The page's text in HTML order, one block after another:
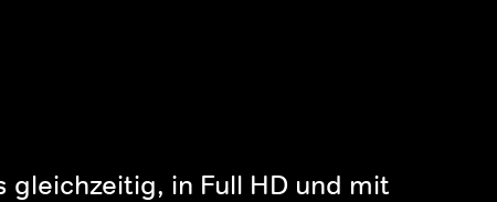
in Full HD und mit